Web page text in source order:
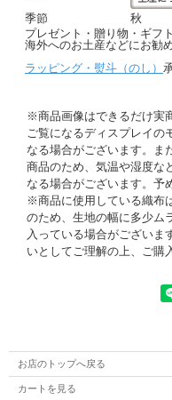
季節
秋
プレゼント・贈り物・ギフ
海外へのお土産などにお勧
ラッピング・熨斗（のし）
※商品画像はできるだけ実
ご覧になるディスプレイの
なる場合がございます。ま
商品のため、気温や湿度な
なる場合がございます。予
※商品に使用している織布
のため、生地の幅に多少ム
入っている場合がございま
いとしてご理解の上、ご購
お店のトップへ戻る
カートを見る